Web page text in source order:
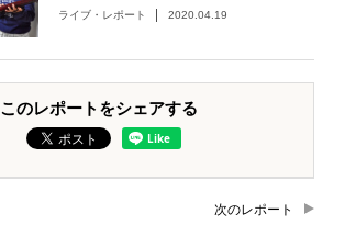
ライブ・レポート 2020.04.19
このレポートをシェアする
次のレポート